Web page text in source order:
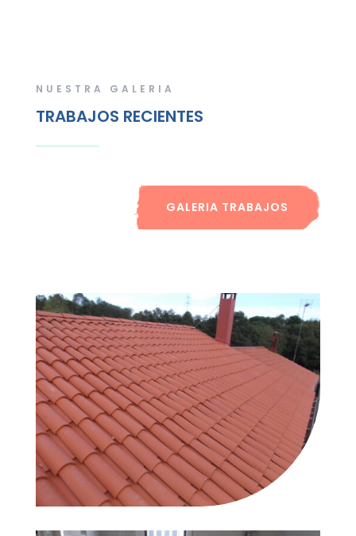
NUESTRA GALERIA
TRABAJOS RECIENTES
GALERIA TRABAJOS